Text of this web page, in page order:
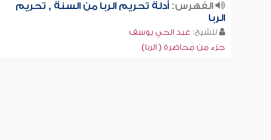
الفهرس:أدلة تحريم الربا من السنة , تحريم
الربا
للشيخ: عبد الحي يوسف
جزء من محاضرة ( الربا)